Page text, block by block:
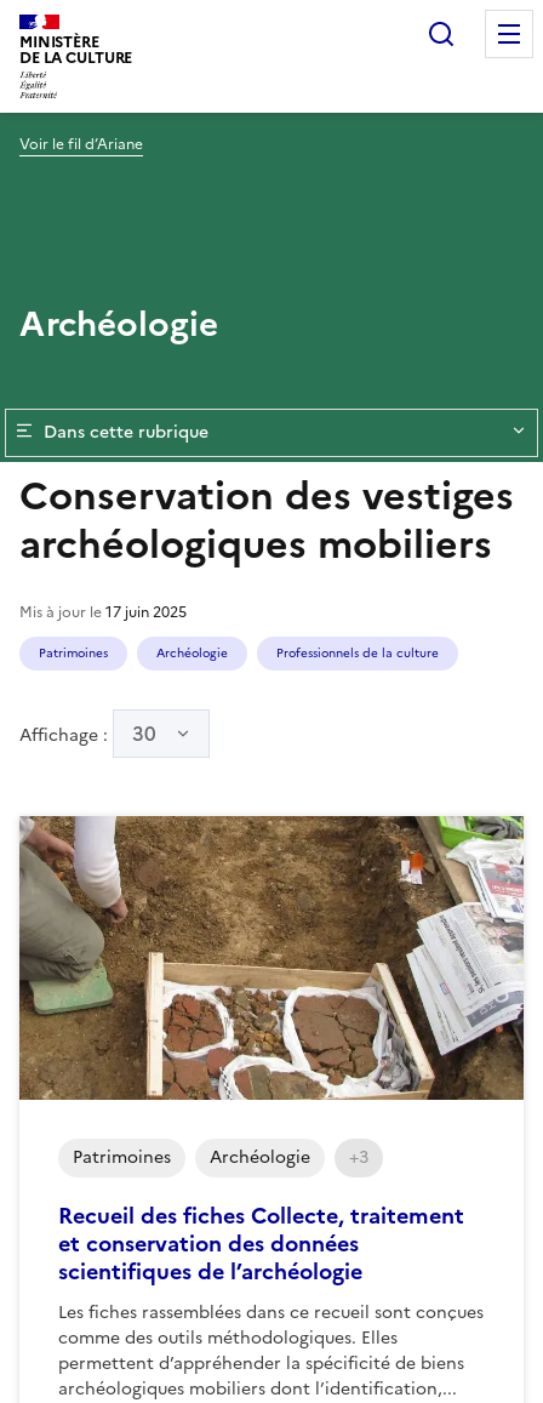
MINISTÈRE
DE LA CULTURE
Voir le fil d’Ariane
Archéologie
Dans cette rubrique
Conservation des vestiges
archéologiques mobiliers
Mis à jour le17 juin 2025
Patrimoines Archéologie Professionnels de la culture
Affichage : 30
Recueil des fiches Collecte, traitement
et conservation des données
scientifiques de l’archéologie
Les fiches rassemblées dans ce recueil sont conçues
comme des outils méthodologiques. Elles
permettent d’appréhender la spécificité de biens
archéologiques mobiliers dont l’identification,...
Patrimoines Archéologie +3